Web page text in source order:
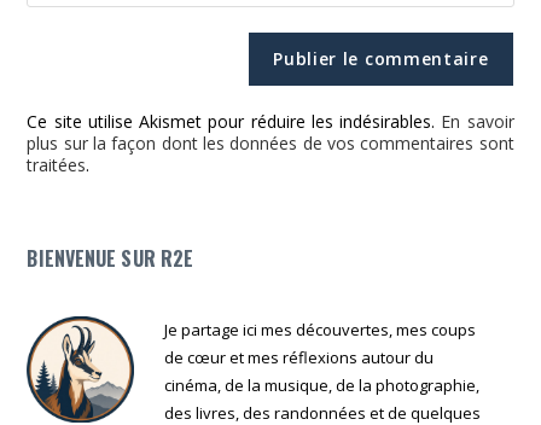
Ce site utilise Akismet pour réduire les indésirables. En savoir
plus sur la façon dont les données de vos commentaires sont
traitées.
BIENVENUE SUR R2E
Je partage ici mes découvertes, mes coups
de cœur et mes réflexions autour du
cinéma, de la musique, de la photographie,
des livres, des randonnées et de quelques